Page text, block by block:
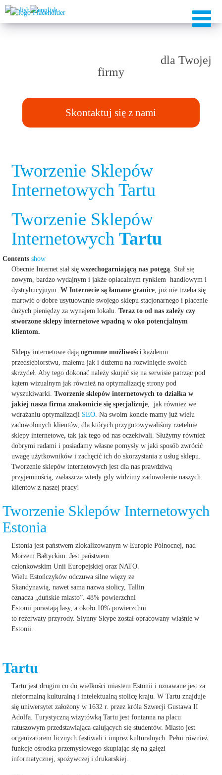
dla Twojej
firmy
Skontaktuj się z nami
Tworzenie Sklepów
Internetowych Tartu
Tworzenie Sklepów
Internetowych Tartu
Contents show
Obecnie Internet stał się wszechogarniającą nas potęgą. Stał się
nowym, bardzo wydajnym i jakże opłacalnym rynkiem handlowym i
dystrybucyjnym. W Internecie są łamane granice, już nie trzeba się
martwić o dobre usytuowanie swojego sklepu stacjonarnego i płacenie
dużych pieniędzy za wynajem lokalu. Teraz to od nas zależy czy
stworzone sklepy internetowe wpadną w oko potencjalnym
klientom.
Sklepy internetowe dają ogromne możliwościkażdemu
przedsiębiorstwu, małemu jak i dużemu na rozwinięcie swoich
skrzydeł. Aby tego dokonać należy skupić się na serwisie patrząc pod
kątem wizualnym jak również na optymalizację strony pod
wyszukiwarki. Tworzenie sklepów internetowych to działka w
jakiej nasza firma znakomicie się specjalizuje, jak również we
wdrażaniu optymalizacji SEO. Na swoim koncie mamy już wielu
zadowolonych klientów, dla których przygotowywaliśmy rzetelnie
sklepy internetowe, tak jak tego od nas oczekiwali. Służymy również
dobrymi radami i posiadamy własne pomysły w jaki sposób zwrócić
uwagę użytkowników i zachęcić ich do skorzystania z usług sklepu.
Tworzenie sklepów internetowych jest dla nas prawdziwą
przyjemnością, zwłaszcza wtedy gdy widzimy zadowolenie naszych
klientów z naszej pracy!
Tworzenie Sklepów Internetowych
Estonia
Estonia jest państwem zlokalizowanym w Europie Północnej, nad
Morzem Bałtyckim. Jest państwem
członkowskim Unii Europejskiej oraz NATO.
Wielu Estończyków odczuwa silne więzy ze
Skandynawią, nawet sama nazwa stolicy, Tallin
oznacza „duńskie miasto”. 48% powierzchni
Estonii porastają lasy, a około 10% powierzchni
to rezerwaty przyrody. Słynny Skype został opracowany właśnie w
Estonii.
Tartu
Tartu jest drugim co do wielkości miastem Estonii i uznawane jest za
nieformalną kulturalną i intelektualną stolicę kraju. W Tartu znajduje
się uniwersytet założony w 1632 r. przez króla Szwecji Gustawa II
Adolfa. Turystyczną wizytówką Tartu jest fontanna na placu
ratuszowym przedstawiająca całujących się studentów. Miasto jest
organizatorem licznych festiwali i imprez kulturalnych. Pełni również
funkcje ośrodka przemysłowego skupiając się na gałęzi
informatycznej, spożywczej i drukarskiej.